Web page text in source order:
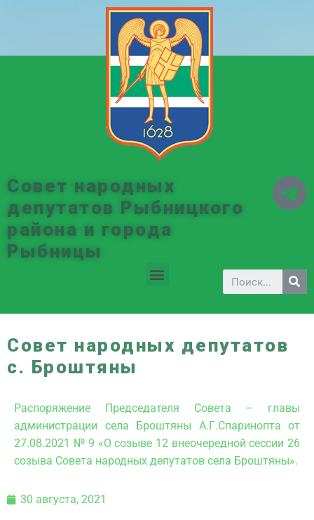
Совет народных
депутатов Рыбницкого
района и города
Рыбницы
Совет народных депутатов
с. Броштяны
Распоряжение Председателя Совета – главы
администрации села Броштяны А.Г.Спаринопта от
27.08.2021 № 9 «О созыве 12 внеочередной сессии 26
созыва Совета народных депутатов села Броштяны».
30 августа, 2021